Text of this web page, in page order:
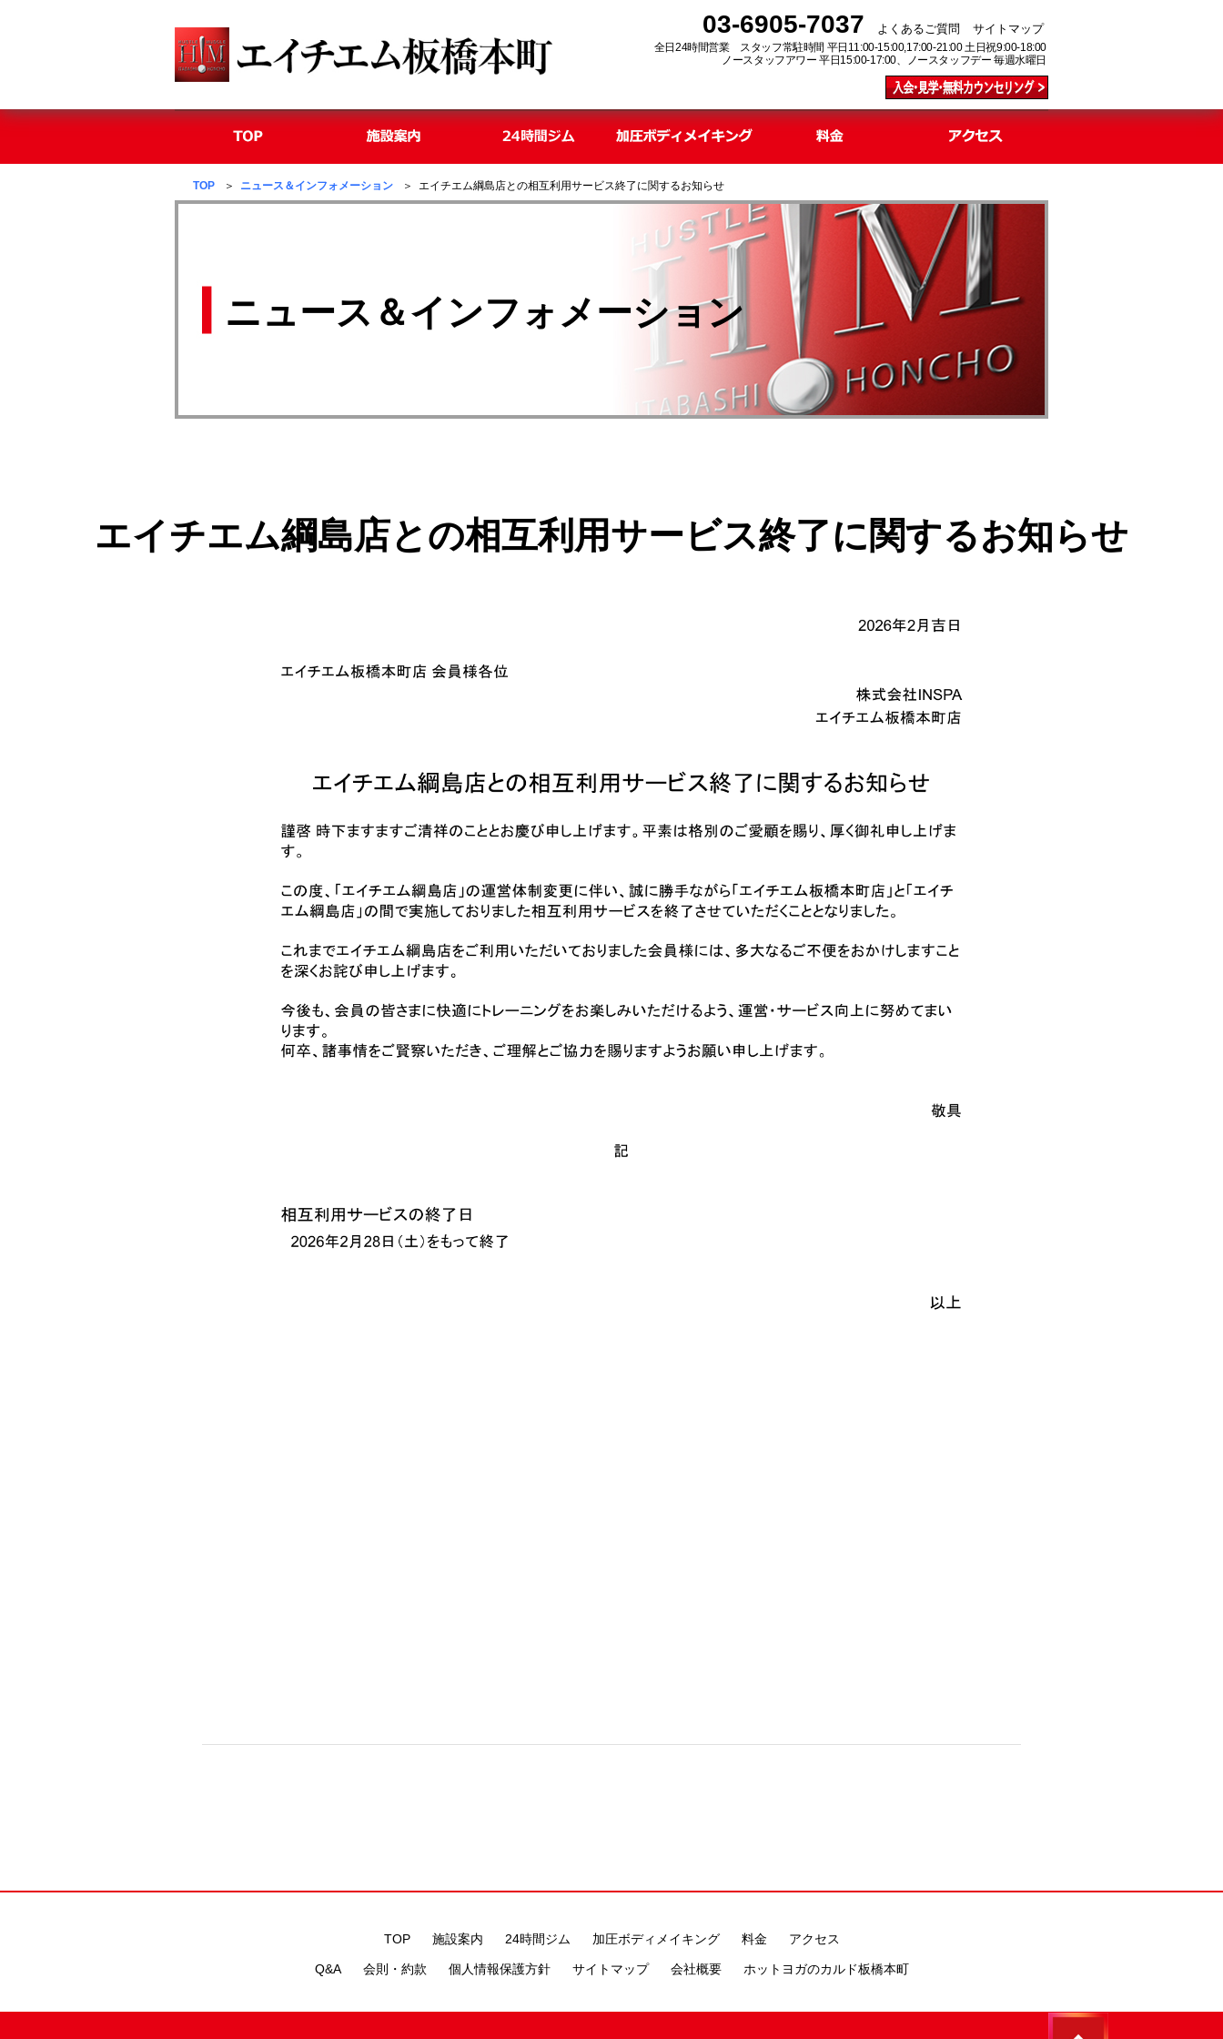
03-6905-7037 よくあるご質問 サイトマップ
全日24時間営業 スタッフ常駐時間 平日11:00-15:00,17:00-21:00土日祝9:00-18:00
ノースタッフアワー 平日15:00-17:00、
ノースタッフデー 毎週水曜日
TOP ＞ ニュース＆インフォメーション ＞ エイチエム綱島店との相互利用サービス終了に関するお知らせ
ニュース＆インフォメーション
エイチエム綱島店との相互利用サービス終了に関するお知らせ
TOP 施設案内 24時間ジム 加圧ボディメイキング 料金 アクセス
Q&A 会則・約款 個人情報保護方針 サイトマップ 会社概要 ホットヨガのカルド板橋本町